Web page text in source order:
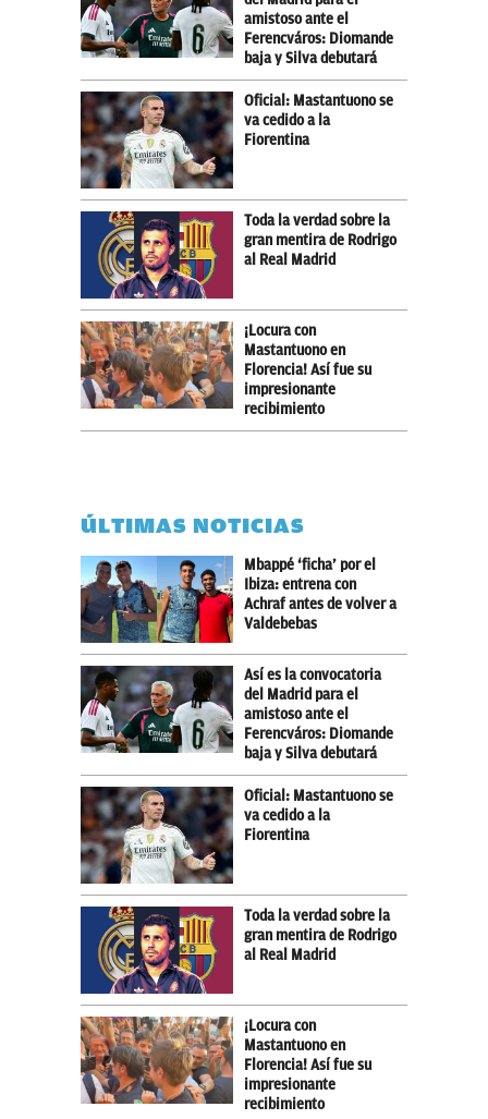
amistoso ante el
Ferencváros: Diomande
baja y Silva debutará
Oficial: Mastantuono se
va cedido a la
Fiorentina
Toda la verdad sobre la
gran mentira de Rodrigo
al Real Madrid
¡Locura con
Mastantuono en
Florencia! Así fue su
impresionante
recibimiento
ÚLTIMAS NOTICIAS
Mbappé ‘ficha’ por el
Ibiza: entrena con
Achraf antes de volver a
Valdebebas
Así es la convocatoria
del Madrid para el
amistoso ante el
Ferencváros: Diomande
baja y Silva debutará
Oficial: Mastantuono se
va cedido a la
Fiorentina
Toda la verdad sobre la
gran mentira de Rodrigo
al Real Madrid
¡Locura con
Mastantuono en
Florencia! Así fue su
impresionante
recibimiento